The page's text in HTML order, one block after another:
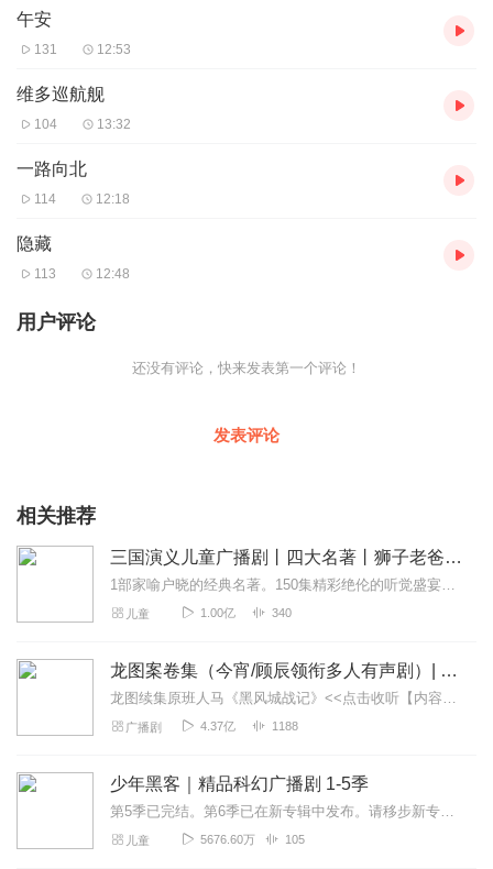
午安
131 12:53
维多巡航舰
104 13:32
一路向北
114 12:18
隐藏
113 12:48
用户评论
还没有评论，快来发表第一个评论！
发表评论
相关推荐
三国演义儿童广播剧丨四大名著丨狮子老爸历史故事
1部家喻户晓的经典名著。150集精彩绝伦的听觉盛宴。听名著，和听故事一样精彩！一起聆听耳朵里的三国故事，感悟中华经典！
儿童 1.00亿 340
龙图案卷集（今宵/顾辰领衔多人有声剧）| 探案
龙图续集原班人马《黑风城战记》<<点击收听【内容简介】《龙图案卷集》是由耳雅根据古典名著《三侠五义》（又叫七五）改编所写的网络小说，主要讲述的是鼠（白玉堂）...
广播剧 4.37亿 1188
少年黑客｜精品科幻广播剧 1-5季
第5季已完结。第6季已在新专辑中发布。请移步新专辑：《少年黑客第6季——量子行动与差分机的网军灭绝计划》第5季的故事我们讲到核潜艇在大爆炸之后不见踪影，GMK也...
儿童 5676.60万 105